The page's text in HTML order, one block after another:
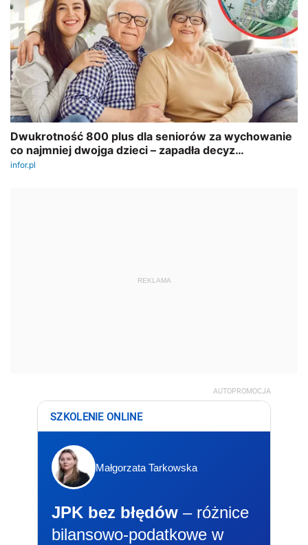
REKLAMA
AUTOPROMOCJA
SZKOLENIE ONLINE
Małgorzata Tarkowska
JPK bez błędów – różnice
bilansowo-podatkowe w